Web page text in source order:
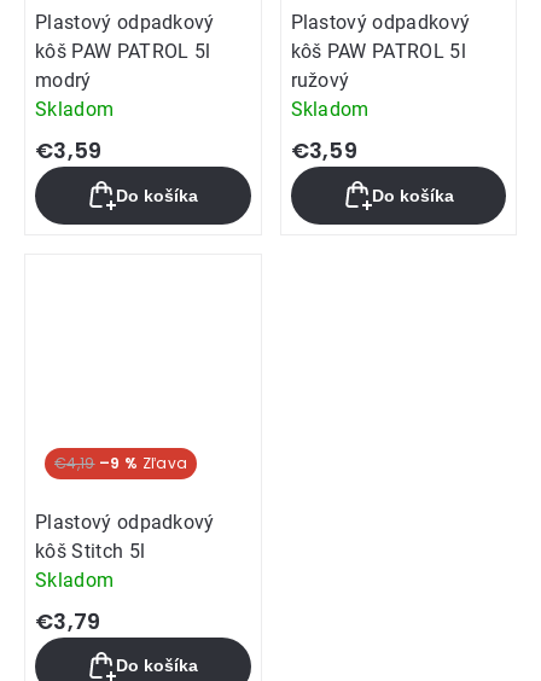
Plastový odpadkový
kôš PAW PATROL 5l
modrý
Skladom
€3,59
Do košíka
Plastový odpadkový
kôš PAW PATROL 5l
ružový
Skladom
€3,59
Do košíka
€4,19 –9 %
Plastový odpadkový
kôš Stitch 5l
Skladom
€3,79
Do košíka